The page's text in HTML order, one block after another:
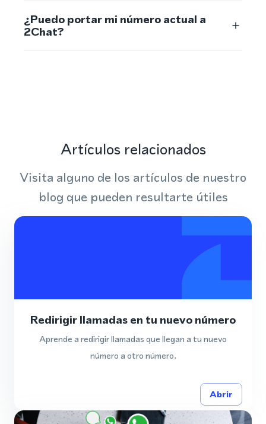
¿Puedo portar mi número actual a
2Chat?
Artículos relacionados
Visita alguno de los artículos de nuestro
blog que pueden resultarte útiles
Redirigir llamadas en tu nuevo número
Aprende a redirigir llamadas que llegan a tu nuevo
número a otro número.
Abrir